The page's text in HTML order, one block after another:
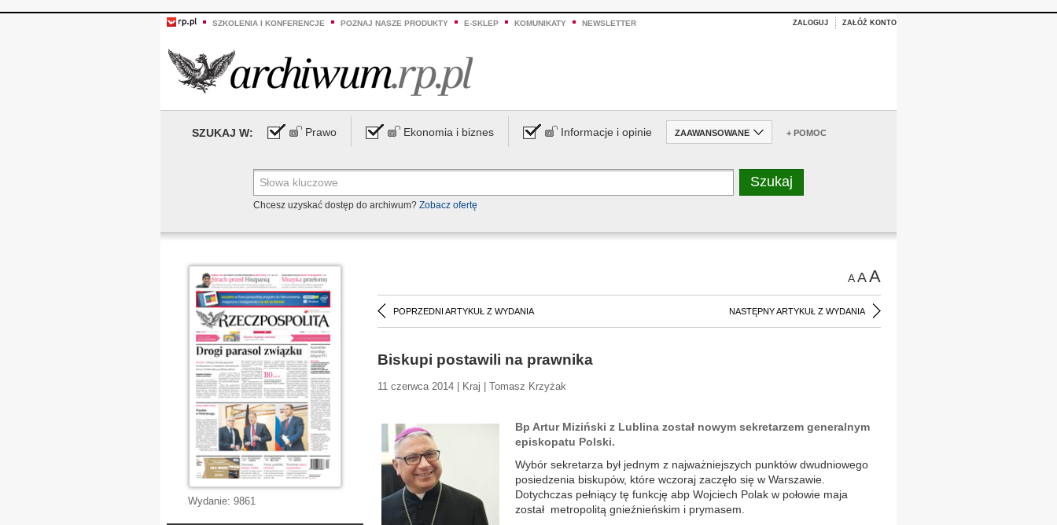
SZKOLENIA I KONFERENCJE POZNAJ NASZE PRODUKTY E-SKLEP KOMUNIKATY NEWSLETTER ZALOGUJ ZAŁÓŻ KONTO
SZUKAJ W: Prawo Ekonomia i biznes Informacje i opinie ZAAWANSOWANE + POMOC
Chcesz uzyskać dostęp do archiwum? Zobacz ofertę
AAA
POPRZEDNI ARTYKUŁ Z WYDANIA NASTĘPNY ARTYKUŁ Z WYDANIA
Biskupi postawili na prawnika
11 czerwca 2014 | Kraj | Tomasz Krzyżak
Bp Artur Miziński z Lublina został nowym sekretarzem generalnym
episkopatu Polski.
Wybór sekretarza był jednym z najważniejszych punktów dwudniowego
posiedzenia biskupów, które wczoraj zaczęło się w Warszawie.
Dotychczas pełniący tę funkcję abp Wojciech Polak w połowie maja
został metropolitą gnieźnieńskim i prymasem.
Wydanie: 9861